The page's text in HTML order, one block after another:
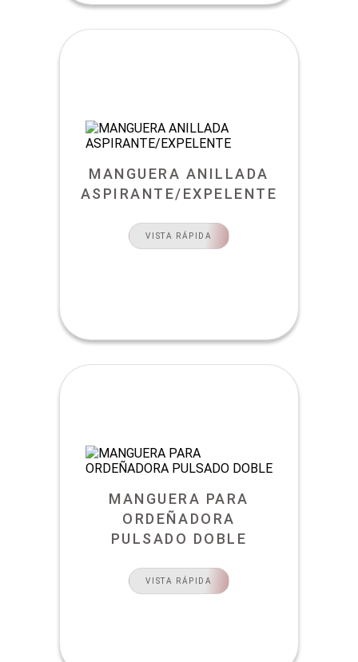
MANGUERA ANILLADA
ASPIRANTE/EXPELENTE
VISTA RÁPIDA
MANGUERA PARA
ORDEÑADORA
PULSADO DOBLE
VISTA RÁPIDA